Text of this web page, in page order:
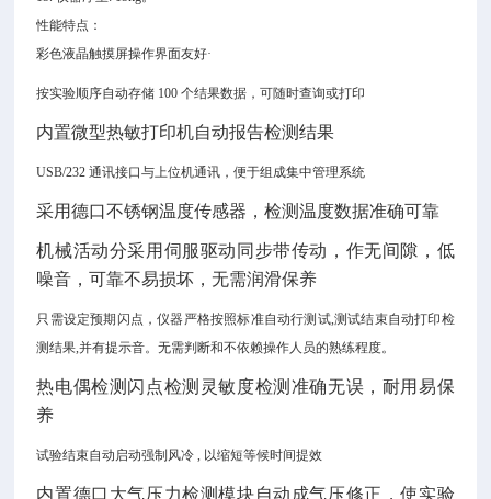
性能特点：
彩色液晶触摸屏操作界面友好·
按实验顺序自动存储 100 个结果数据，可随时查询或打印
内置微型热敏打印机自动报告检测结果
USB/232 通讯接口与上位机通讯，便于组成集中管理系统
采用德口不锈钢温度传感器，检测温度数据准确可靠
机械活动分采用伺服驱动同步带传动，作无间隙，低
噪音，可靠不易损坏，无需润滑保养
只需设定预期闪点，仪器严格按照标准自动行测试,测试结束自动打印检
测结果,并有提示音。无需判断和不依赖操作人员的熟练程度。
热电偶检测闪点检测灵敏度检测准确无误，耐用易保
养
试验结束自动启动强制风冷 , 以缩短等候时间提效
内置德口大气压力检测模块自动成气压修正，使实验